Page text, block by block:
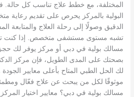
المختلفة، مع خطط علاج تناسب كل حالة.
البولية بالمركز يحرص على تقديم رعاية
الدقيق وصولًا إلى رحلة العلاج والمتابعة
تشبه مستوى مستشفى متخصص. إذا كنت
مسالك بولية في دبي أو مركز يوفر لك
بصحتك على المدى الطويل، فإن مركز
لك الحل الطبي المتاح بأعلى معايير الجودة
موثوقًا لكل من يبحث عن علاج فعّال
مسالك بولية في دبي؟ معايير اختيار المركز